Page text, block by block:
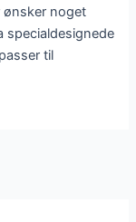
noget
specialdesignede
til